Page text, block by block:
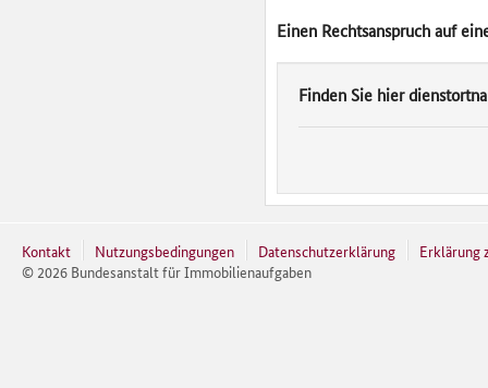
Einen Rechtsanspruch auf
Finden Sie hier
Kontakt Nutzungsbedingungen Datenschutzerklärung
Erklärung
© 2026 Bundesanstalt für Immobilienaufgaben